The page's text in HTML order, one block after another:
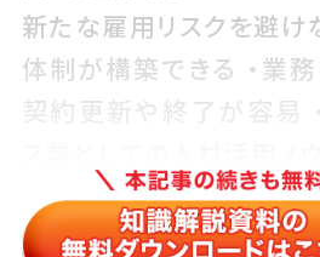
新たな雇用リスクを避け
体制が構築できる ・業
契約更新や終了が容易
注意点